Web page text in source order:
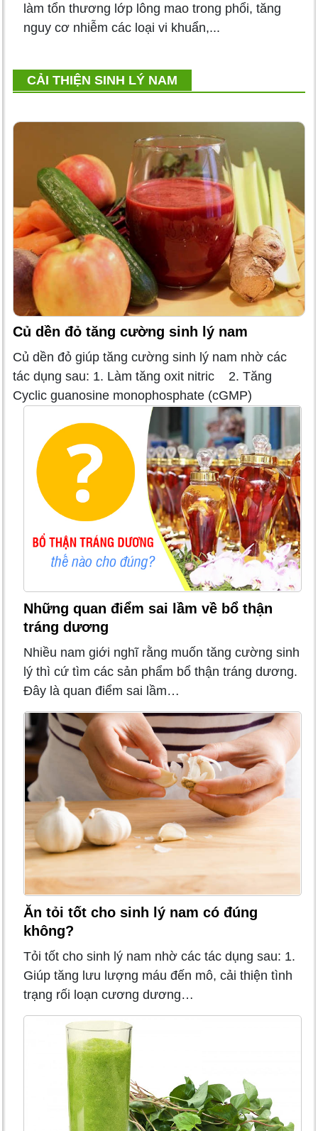
làm tổn thương lớp lông mao trong phổi, tăng
nguy cơ nhiễm các loại vi khuẩn,...
CẢI THIỆN SINH LÝ NAM
Củ dền đỏ tăng cường sinh lý nam
Củ dền đỏ giúp tăng cường sinh lý nam nhờ các
tác dụng sau: 1. Làm tăng oxit nitric 2. Tăng
Cyclic guanosine monophosphate (cGMP)
Những quan điểm sai lầm về bổ thận
tráng dương
Nhiều nam giới nghĩ rằng muốn tăng cường sinh
lý thì cứ tìm các sản phẩm bổ thận tráng dương.
Đây là quan điểm sai lầm…
Ăn tỏi tốt cho sinh lý nam có đúng
không?
Tỏi tốt cho sinh lý nam nhờ các tác dụng sau: 1.
Giúp tăng lưu lượng máu đến mô, cải thiện tình
trạng rối loạn cương dương…